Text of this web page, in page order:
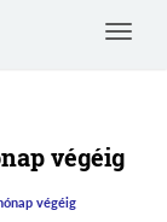
Toggle
végéig
végéig